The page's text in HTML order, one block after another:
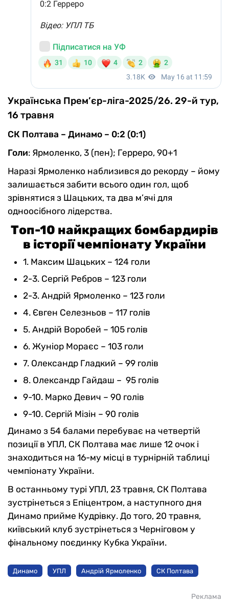
Українська Прем’єр-ліга-2025/26. 29-й тур,
16 травня
СК Полтава – Динамо – 0:2 (0:1)
Голи: Ярмоленко, 3 (пен); Герреро, 90+1
Наразі Ярмоленко наблизився до рекорду – йому
залишається забити всього один гол, щоб
зрівнятися з Шацьких, та два м’ячі для
одноосібного лідерства.
Топ-10 найкращих бомбардирів
в історії чемпіонату України
1. Максим Шацьких – 124 голи
2-3. Сергій Ребров – 123 голи
2-3. Андрій Ярмоленко – 123 голи
4. Євген Селезньов – 117 голів
5. Андрій Воробей – 105 голів
6. Жуніор Мораєс – 103 голи
7. Олександр Гладкий – 99 голів
8. Олександр Гайдаш – 95 голів
9-10. Марко Девич – 90 голів
9-10. Сергій Мізін – 90 голів
Динамо з 54 балами перебуває на четвертій
позиції в УПЛ, СК Полтава має лише 12 очок і
знаходиться на 16-му місці в турнірній таблиці
чемпіонату України.
В останньому турі УПЛ, 23 травня, СК Полтава
зустрінеться з Епіцентром, а наступного дня
Динамо прийме Кудрівку. До того, 20 травня,
київський клуб зустрінеться з Черніговом у
фінальному поєдинку Кубка України.
Динамо УПЛ Андрій Ярмоленко СК Полтава
Реклама